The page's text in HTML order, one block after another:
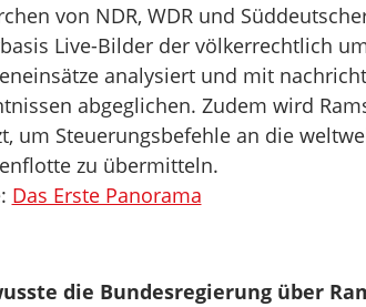
von NDR, WDR und
Live-Bilder der völkerrechtlich
analysiert und mit
abgeglichen. Zudem wird
um Steuerungsbefehle an die
zu übermitteln.
Das Erste Panorama
die Bundesregierung über